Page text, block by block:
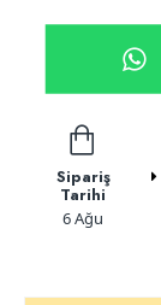
Sipariş
Tarihi
6 Ağu